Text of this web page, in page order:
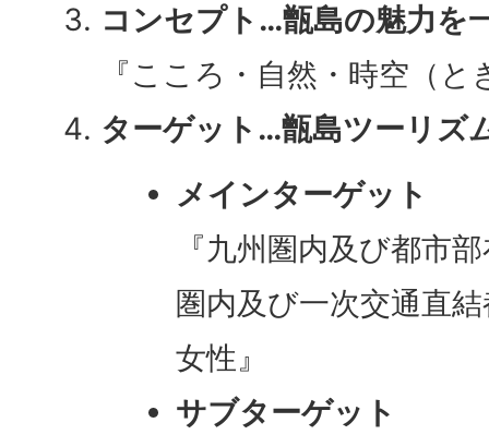
コンセプト…甑島の魅力を
『こころ・自然・時空（
ターゲット…甑島ツーリズ
メインターゲット
『九州圏内及び都市
圏内及び一次交通直
女性』
サブターゲット